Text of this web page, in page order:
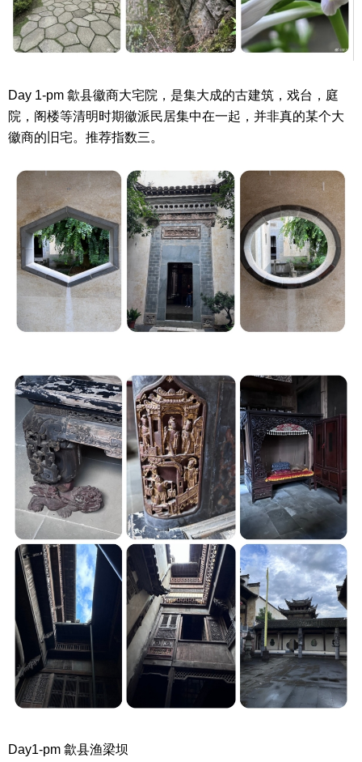
Day 1-pm 歙县徽商大宅院，是集大成的古建筑，戏台，庭
院，阁楼等清明时期徽派民居集中在一起，并非真的某个大
徽商的旧宅。推荐指数三。
Day1-pm 歙县渔梁坝